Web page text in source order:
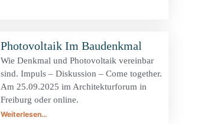
Photovoltaik Im Baudenkmal
Wie Denkmal und Photovoltaik vereinbar
sind. Impuls – Diskussion – Come together.
Am 25.09.2025 im Architekturforum in
Freiburg oder online.
Weiterlesen…